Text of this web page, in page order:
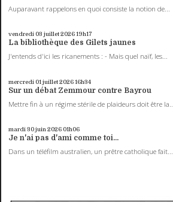
Auparavant rappelons en quoi consiste la notion de...
vendredi 03 juillet 202619h17
La bibliothèque des Gilets jaunes
J'entends d'ici les ricanements : - Mais quel naïf, les...
mercredi 01 juillet 202616h34
Sur un débat Zemmour contre Bayrou
Mettre fin à un régime stérile de plaideurs doit être la...
mardi 30juin 2026 01h06
Je n'ai pas d'ami comme toi...
Dans un téléfilm australien, un prêtre catholique fait...